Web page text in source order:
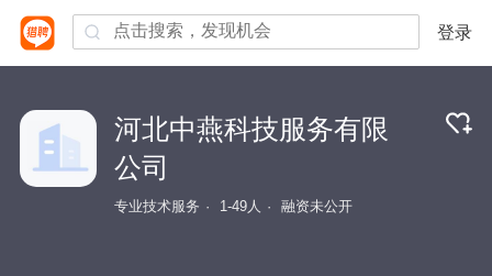
登录
河北中燕科技服务有限
公司
专业技术服务 1-49人 融资未公开